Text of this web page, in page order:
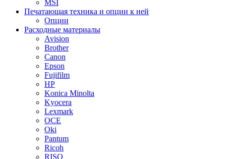
MSI
Печатающая техника и опции к ней
Опции
Расходные материалы
Avision
Brother
Canon
Epson
Fujifilm
HP
Konica Minolta
Kyocera
Lexmark
OCE
Oki
Pantum
Ricoh
RISO